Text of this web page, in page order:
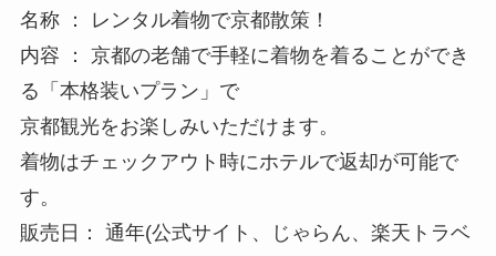
名称 ： レンタル着物で京都散策！
内容 ： 京都の老舗で手軽に着物を着ることができ
る「本格装いプラン」で
京都観光をお楽しみいただけます。
着物はチェックアウト時にホテルで返却が可能で
す。
販売日： 通年(公式サイト、じゃらん、楽天トラベ